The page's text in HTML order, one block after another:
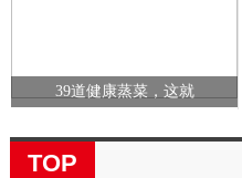
39道健康蒸菜，这就
TOP